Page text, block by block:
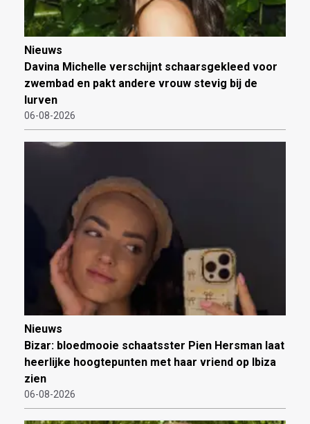
Nieuws
Davina Michelle verschijnt schaarsgekleed voor
zwembad en pakt andere vrouw stevig bij de
lurven
06-08-2026
Nieuws
Bizar: bloedmooie schaatsster Pien Hersman laat
heerlijke hoogtepunten met haar vriend op Ibiza
zien
06-08-2026